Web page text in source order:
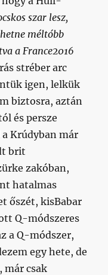
szar lesz,
méltóbb
a France2016
stréber arc
igen, lelkük
biztosra, aztán
és persze
Krúdyban már
brit
zakóban,
hatalmas
őszét, kisBabar
Q-módszeres
a Q-módszer,
egy hete, de
már csak